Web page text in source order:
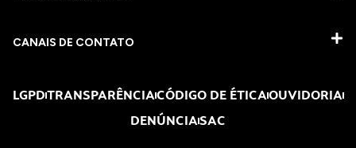
CANAIS DE CONTATO
LGPDTRANSPARÊNCIACÓDIGO DE ÉTICAOUVIDORIA
DENÚNCIASAC